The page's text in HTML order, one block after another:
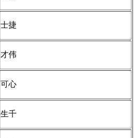
士捷
才伟
可心
生千